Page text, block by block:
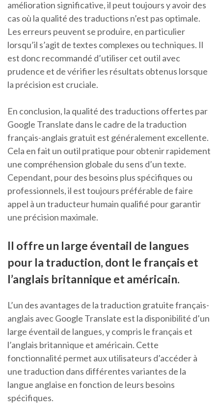
amélioration significative, il peut toujours y avoir des
cas où la qualité des traductions n’est pas optimale.
Les erreurs peuvent se produire, en particulier
lorsqu’il s’agit de textes complexes ou techniques. Il
est donc recommandé d’utiliser cet outil avec
prudence et de vérifier les résultats obtenus lorsque
la précision est cruciale.
En conclusion, la qualité des traductions offertes par
Google Translate dans le cadre de la traduction
français-anglais gratuit est généralement excellente.
Cela en fait un outil pratique pour obtenir rapidement
une compréhension globale du sens d’un texte.
Cependant, pour des besoins plus spécifiques ou
professionnels, il est toujours préférable de faire
appel à un traducteur humain qualifié pour garantir
une précision maximale.
Il offre un large éventail de langues
pour la traduction, dont le français et
l’anglais britannique et américain.
L’un des avantages de la traduction gratuite français-
anglais avec Google Translate est la disponibilité d’un
large éventail de langues, y compris le français et
l’anglais britannique et américain. Cette
fonctionnalité permet aux utilisateurs d’accéder à
une traduction dans différentes variantes de la
langue anglaise en fonction de leurs besoins
spécifiques.